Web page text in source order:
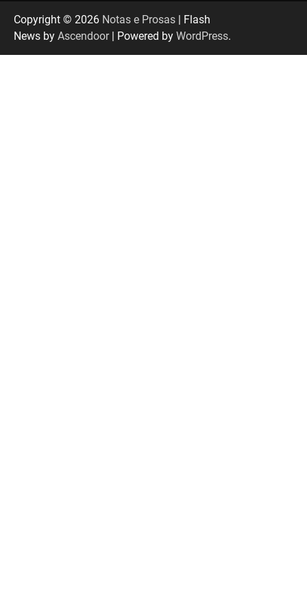
do Grupo Soweto
Copyright © 2026 Notas e Prosas | Flash
News by Ascendoor| Powered by WordPress.